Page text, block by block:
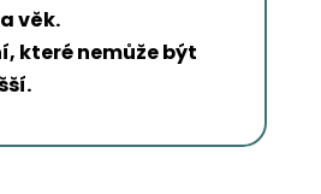
věk.
které nemůže být